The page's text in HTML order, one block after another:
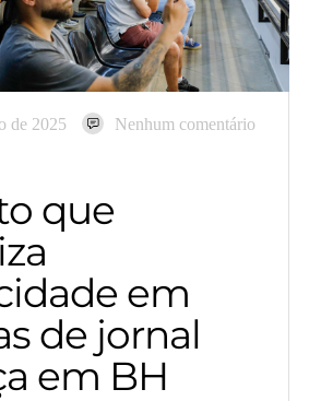
de 2025 Nenhum comentário
que
em
de jornal
em BH